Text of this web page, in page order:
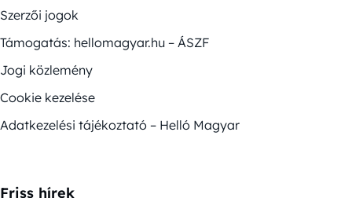
Szerzői jogok
Támogatás: hellomagyar.hu – ÁSZF
Jogi közlemény
Cookie kezelése
Adatkezelési tájékoztató – Helló Magyar
Friss hírek